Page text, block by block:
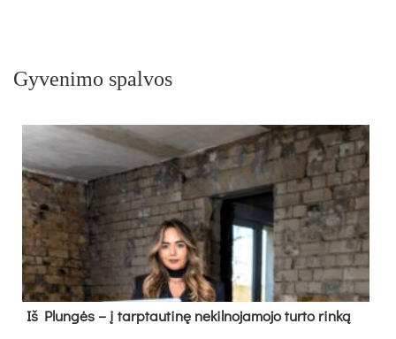
Gyvenimo spalvos
Iš Plungės – į tarptautinę nekilnojamojo turto rinką